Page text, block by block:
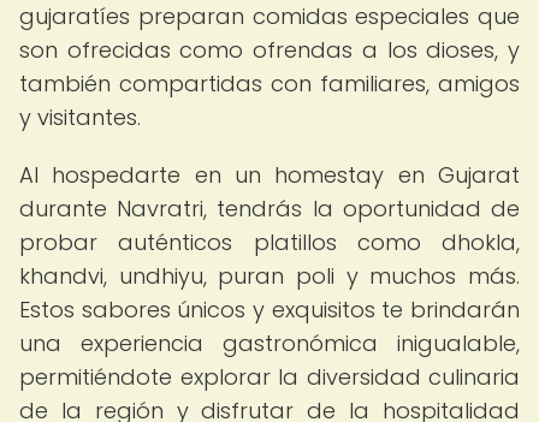
gujaratíes preparan comidas especiales que
son ofrecidas como ofrendas a los dioses, y
también compartidas con familiares, amigos
y visitantes.
Al hospedarte en un homestay en Gujarat
durante Navratri, tendrás la oportunidad de
probar auténticos platillos como dhokla,
khandvi, undhiyu, puran poli y muchos más.
Estos sabores únicos y exquisitos te brindarán
una experiencia gastronómica inigualable,
permitiéndote explorar la diversidad culinaria
de la región y disfrutar de la hospitalidad